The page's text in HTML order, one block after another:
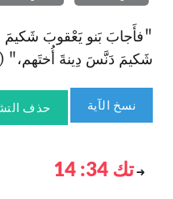
"فأَجابَ بَنو يَعْقوبَ شَكيمَ
شَكيمَ دَنَّسَ دِينةَ أُختَهم،" (تك 34:
نسخ الآية حذف
تك 34: 14